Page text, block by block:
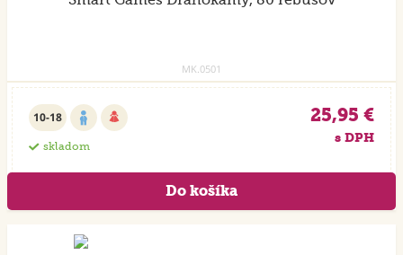
MK.0501
10-18
skladom
25,95 €
s DPH